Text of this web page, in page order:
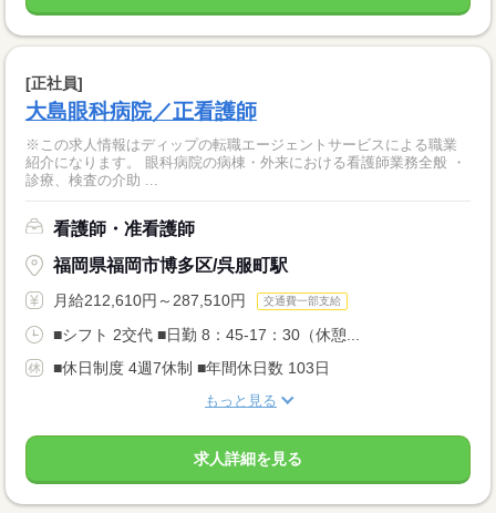
[正社員]
大島眼科病院／正看護師
※この求人情報はディップの転職エージェントサービスによる職業
紹介になります。 眼科病院の病棟・外来における看護師業務全般 ・
診療、検査の介助 ...
看護師・准看護師
福岡県福岡市博多区/呉服町駅
月給212,610円～287,510円 交通費一部支給
■シフト 2交代 ■日勤 8：45-17：30（休憩...
■休日制度 4週7休制 ■年間休日数 103日
もっと見る
求人詳細を見る